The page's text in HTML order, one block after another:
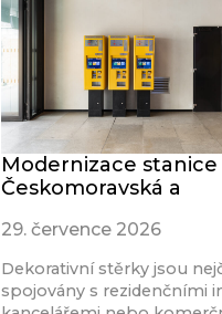
Modernizace
Českomoravská a
29. července 2026
Dekorativní stěrky jsou
spojovány s rezidenčními